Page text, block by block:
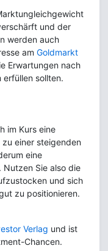
und der
werden auch
am Goldmarkt
Erwartungen nach
sollten.
im Kurs eine
einer steigenden
eine
Nutzen Sie also die
und sich
zu positionieren.
Verlag und ist
Chancen.